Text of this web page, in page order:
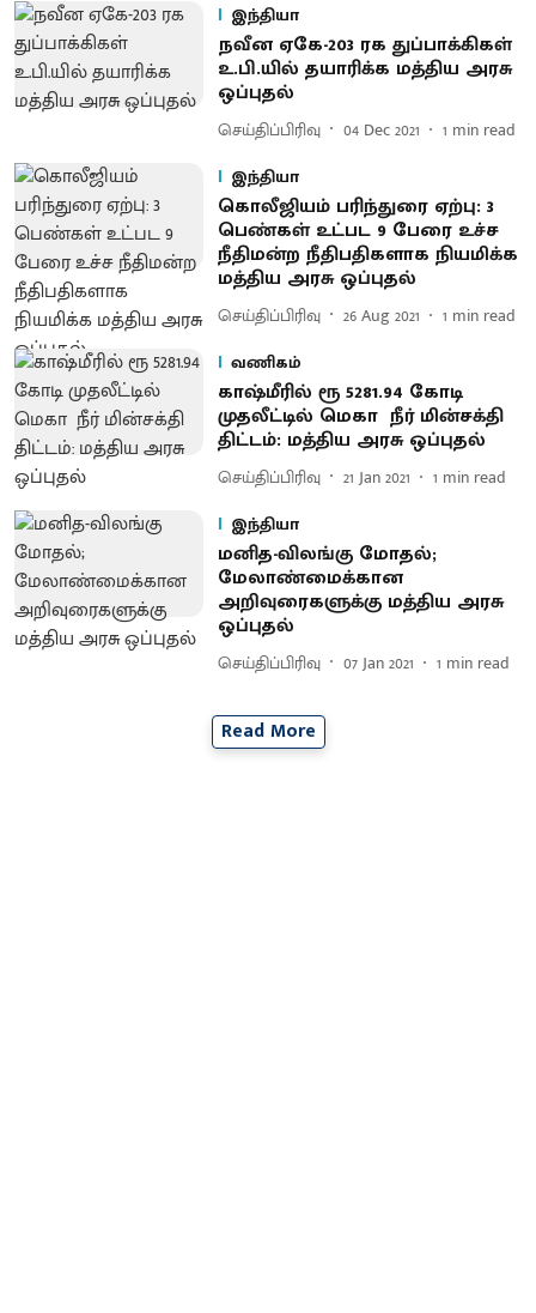
இந்தியா
நவீன ஏகே-203 ரக துப்பாக்கிகள்
உ.பி.யில் தயாரிக்க மத்திய அரசு
ஒப்புதல்
செய்திப்பிரிவு 04 Dec 2021 1 min read
இந்தியா
கொலீஜியம் பரிந்துரை ஏற்பு: 3
பெண்கள் உட்பட 9 பேரை உச்ச
நீதிமன்ற நீதிபதிகளாக நியமிக்க
மத்திய அரசு ஒப்புதல்
செய்திப்பிரிவு 26 Aug 2021 1 min read
வணிகம்
காஷ்மீரில் ரூ 5281.94 கோடி
முதலீட்டில் மெகா நீர் மின்சக்தி
திட்டம்: மத்திய அரசு ஒப்புதல்
செய்திப்பிரிவு 21 Jan 2021 1 min read
இந்தியா
மனித-விலங்கு மோதல்;
மேலாண்மைக்கான
அறிவுரைகளுக்கு மத்திய அரசு
ஒப்புதல்
செய்திப்பிரிவு 07 Jan 2021 1 min read
Read More